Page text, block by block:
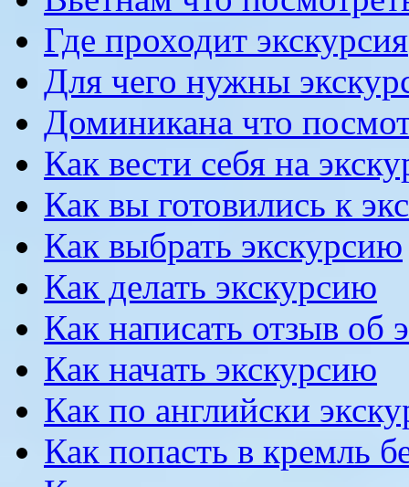
Где проходит экскурсия
Для чего нужны
Доминикана что
Как вести себя на
Как вы готовились к
Как выбрать экскурсию
Как делать экскурсию
Как написать отзыв об
Как начать экскурсию
Как по английски
Как попасть в кремль